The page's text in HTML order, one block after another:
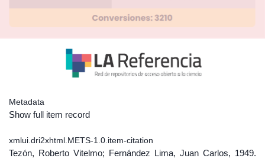
Metadata
Show full item record
xmlui.dri2xhtml.METS-1.0.item-citation
Tezón, Roberto Vitelmo; Fernández Lima, Juan Carlos, 1949.